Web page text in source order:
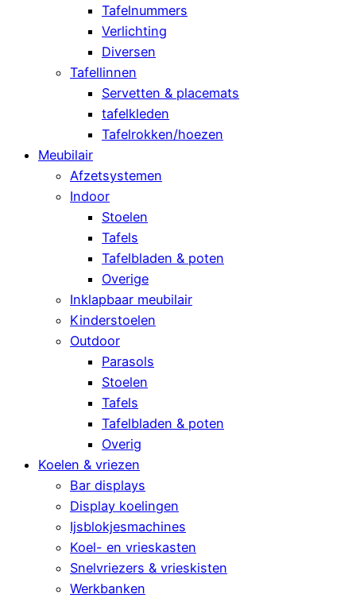
Tafelnummers
Verlichting
Diversen
Tafellinnen
Servetten & placemats
tafelkleden
Tafelrokken/hoezen
Meubilair
Afzetsystemen
Indoor
Stoelen
Tafels
Tafelbladen & poten
Overige
Inklapbaar meubilair
Kinderstoelen
Outdoor
Parasols
Stoelen
Tafels
Tafelbladen & poten
Overig
Koelen & vriezen
Bar displays
Display koelingen
Ijsblokjesmachines
Koel- en vrieskasten
Snelvriezers & vrieskisten
Werkbanken